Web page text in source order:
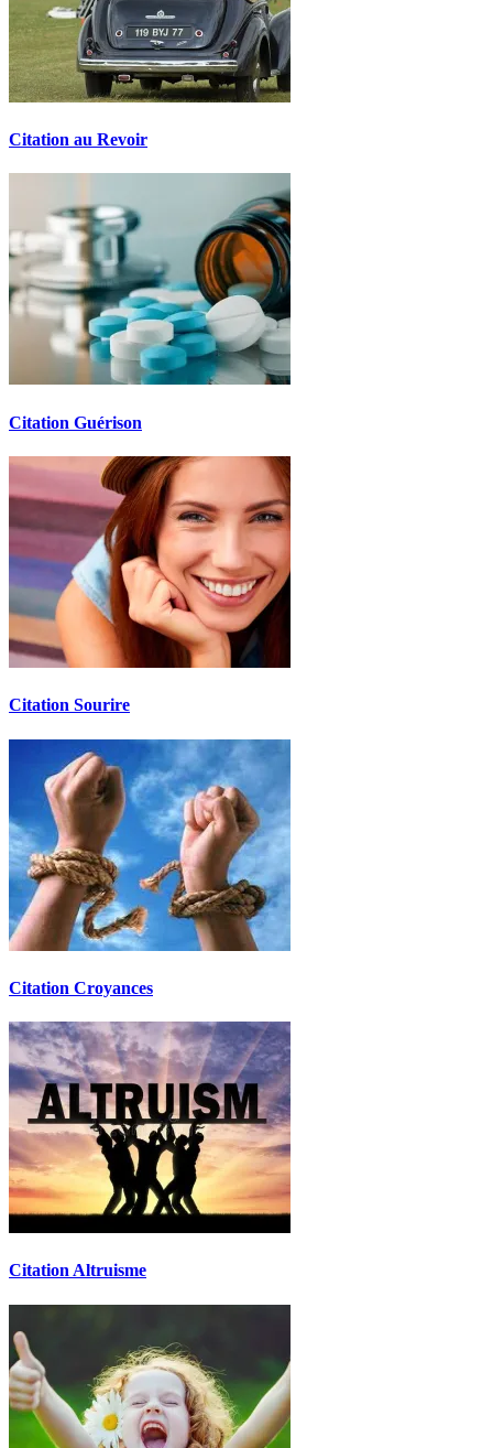
Citation au Revoir
Citation Guérison
Citation Sourire
Citation Croyances
Citation Altruisme